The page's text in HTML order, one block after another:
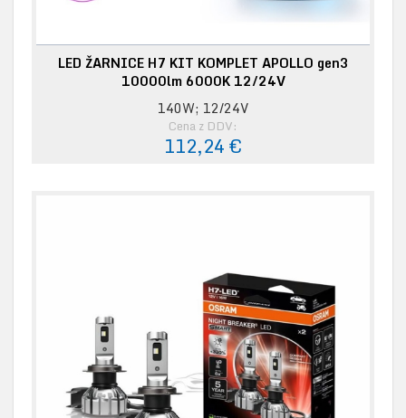
LED ŽARNICE H7 KIT KOMPLET APOLLO gen3
10000lm 6000K 12/24V
140W; 12/24V
Cena z DDV:
112,24 €